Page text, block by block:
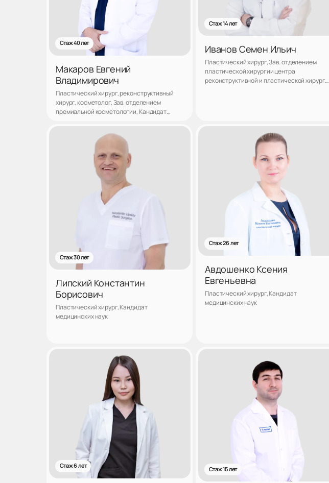
Стаж 40 лет
Макаров Евгений
Владимирович
Пластический хирург, реконструктивный
хирург, косметолог, Зав. отделением
премиальной косметологии, Кандидат
Стаж 14 лет
Иванов Семен Ильич
Пластический хирург, Зав. отделением
пластической хирургии центра
реконструктивной и пластической хирургии
Стаж 30 лет
Липский Константин
Борисович
Пластический хирург, Кандидат
медицинских наук
Стаж 26 лет
Авдошенко Ксения
Евгеньевна
Пластический хирург, Кандидат
медицинских наук
Стаж 6 лет Стаж 15 лет